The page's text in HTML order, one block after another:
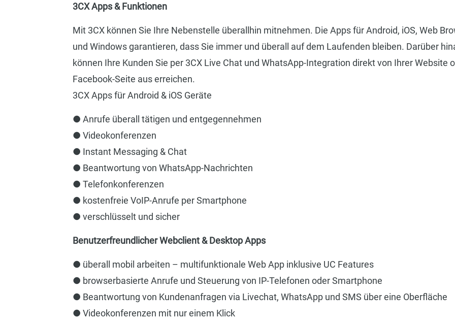
3CX Apps & Funktionen
Mit 3CX können Sie Ihre Nebenstelle überallhin mitnehmen. Die Apps für Android, iOS, Web
und Windows garantieren, dass Sie immer und überall auf dem Laufenden bleiben. Darüber
können Ihre Kunden Sie per 3CX Live Chat und WhatsApp-Integration direkt von Ihrer Website
Facebook-Seite aus erreichen.
3CX Apps für Android & iOS Geräte
● Anrufe überall tätigen und entgegennehmen
● Videokonferenzen
● Instant Messaging & Chat
● Beantwortung von WhatsApp-Nachrichten
● Telefonkonferenzen
● kostenfreie VoIP-Anrufe per Smartphone
● verschlüsselt und sicher
Benutzerfreundlicher Webclient & Desktop Apps
● überall mobil arbeiten – multifunktionale Web App inklusive UC Features
● browserbasierte Anrufe und Steuerung von IP-Telefonen oder Smartphone
● Beantwortung von Kundenanfragen via Livechat, WhatsApp und SMS über eine Oberfläche
● Videokonferenzen mit nur einem Klick